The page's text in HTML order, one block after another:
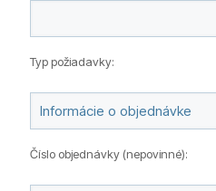
Typ požiadavky:
Číslo objednávky (nepovinné):